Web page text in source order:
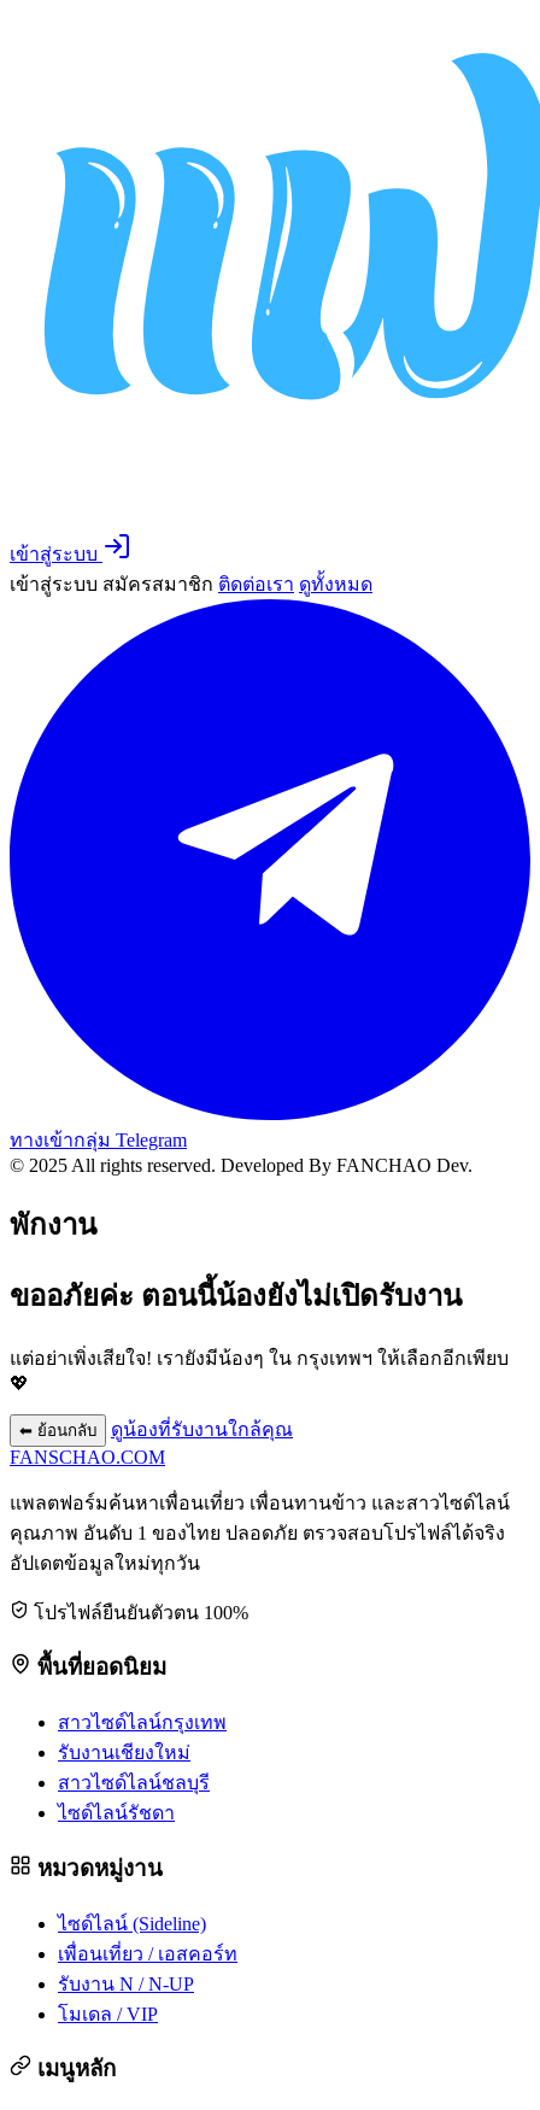
เข้าสู่ระบบ
เข้าสู่ระบบ สมัครสมาชิก ติดต่อเรา ดูทั้งหมด
ทางเข้ากลุ่ม Telegram
© 2025 All rights reserved. Developed By FANCHAO Dev.
พักงาน
ขออภัยค่ะ ตอนนี้น้องยังไม่เปิดรับงาน
แต่อย่าเพิ่งเสียใจ! เรายังมีน้องๆ ใน กรุงเทพฯ ให้เลือกอีกเพียบ
💖
⬅ ย้อนกลับ
ดูน้องที่รับงานใกล้คุณ
FANSCHAO.COM
แพลตฟอร์มค้นหาเพื่อนเที่ยว เพื่อนทานข้าว และสาวไซด์ไลน์
คุณภาพ อันดับ 1 ของไทย ปลอดภัย ตรวจสอบโปรไฟล์ได้จริง
อัปเดตข้อมูลใหม่ทุกวัน
โปรไฟล์ยืนยันตัวตน 100%
พื้นที่ยอดนิยม
สาวไซด์ไลน์กรุงเทพ
รับงานเชียงใหม่
สาวไซด์ไลน์ชลบุรี
ไซด์ไลน์รัชดา
หมวดหมู่งาน
ไซด์ไลน์ (Sideline)
เพื่อนเที่ยว / เอสคอร์ท
รับงาน N / N-UP
โมเดล / VIP
เมนูหลัก